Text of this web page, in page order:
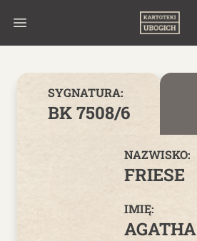
SYGNATURA:
BK 7508/6
NAZWISKO:
FRIESE
IMIĘ:
AGATHA